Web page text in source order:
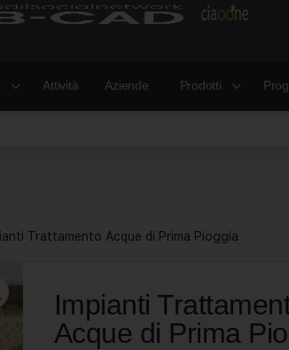
Attività Aziende Prodotti
Trattamento Acque di Prima Pioggia
Impianti
Acque di Prima